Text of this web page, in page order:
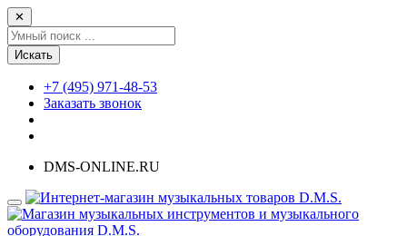
✕
Искать
+7 (495) 971-48-53
Заказать звонок
DMS-ONLINE.RU